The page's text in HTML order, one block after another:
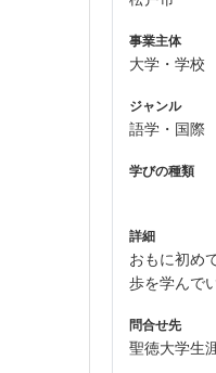
事業主体
大学・学校
ジャンル
語学・国際
学びの種類
詳細
おもに初め
歩を学んで
問合せ先
聖徳大学生